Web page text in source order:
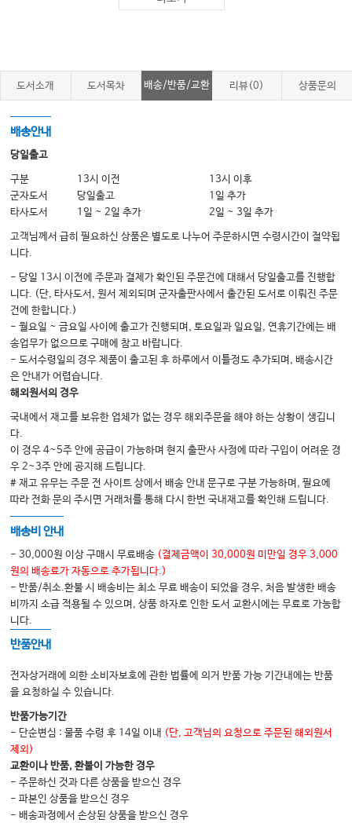
도서소개 도서목차 배송/반품/교환 리뷰(0) 상품문의
배송안내
당일출고
구분 13시 이전
13시 이후
군자도서
당일출고
1일 추가
타사도서
1일 ~ 2일 추가 2일 ~ 3일 추가
고객님께서 급히 필요하신 상품은 별도로 나누어 주문하시면 수령시간이 절약됩
니다.
- 당일 13시 이전에 주문과 결제가 확인된 주문건에 대해서 당일출고를 진행합
니다. (단, 타사도서, 원서 제외되며 군자출판사에서 출간된 도서로 이뤄진 주문
건에 한합니다.)
- 월요일 ~ 금요일 사이에 출고가 진행되며, 토요일과 일요일, 연휴기간에는 배
송업무가 없으므로 구매에 참고 바랍니다.
- 도서수령일의 경우 제품이 출고된 후 하루에서 이틀정도 추가되며, 배송시간
은 안내가 어렵습니다.
해외원서의 경우
국내에서 재고를 보유한 업체가 없는 경우 해외주문을 해야 하는 상황이 생깁니
다.
이 경우 4~5주 안에 공급이 가능하며 현지 출판사 사정에 따라 구입이 어려운 경
우 2~3주 안에 공지해 드립니다.
# 재고 유무는 주문 전 사이트 상에서 배송 안내 문구로 구분 가능하며, 필요에
따라 전화 문의 주시면 거래처를 통해 다시 한번 국내재고를 확인해 드립니다.
배송비 안내
- 30,000원 이상 구매시 무료배송 (결제금액이 30,000원 미만일 경우 3,000
원의 배송료가 자동으로 추가됩니다.)
- 반품/취소.환불 시 배송비는 최소 무료 배송이 되었을 경우, 처음 발생한 배송
비까지 소급 적용될 수 있으며, 상품 하자로 인한 도서 교환시에는 무료로 가능합
니다.
반품안내
전자상거래에 의한 소비자보호에 관한 법률에 의거 반품 가능 기간내에는 반품
을 요청하실 수 있습니다.
반품가능기간
- 단순변심 : 물품 수령 후 14일 이내 (단, 고객님의 요청으로 주문된 해외원서
제외)
교환이나 반품, 환불이 가능한 경우
- 주문하신 것과 다른 상품을 받으신 경우
- 파본인 상품을 받으신 경우
- 배송과정에서 손상된 상품을 받으신 경우